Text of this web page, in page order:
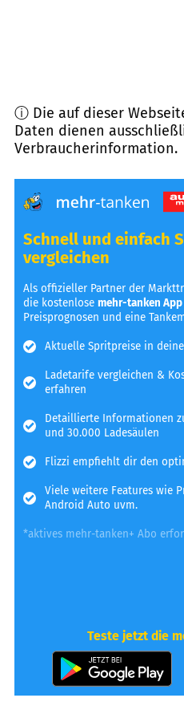
ⓘ Die auf dieser
Daten dienen
Verbraucherinformation.
Schnell und einfach
vergleichen
Als offizieller Partner der
die kostenlosemehr-tanken
Preisprognosen und eine
Aktuelle Spritpreise in
Ladetarife vergleichen &
erfahren
Detaillierte Informationen
und 30.000 Ladesäulen
Flizzi empfiehlt dir den
Viele weitere Features wie
Android Auto uvm.
*aktives mehr-tanken+ Abo
Teste jetzt die